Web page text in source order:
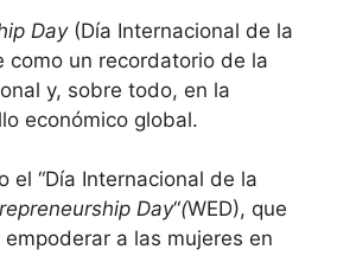
Day(Día Internacional de la
como un recordatorio de la
y, sobre todo, en la
económico global.
el “Día Internacional de la
Day“(WED), que
a las mujeres en